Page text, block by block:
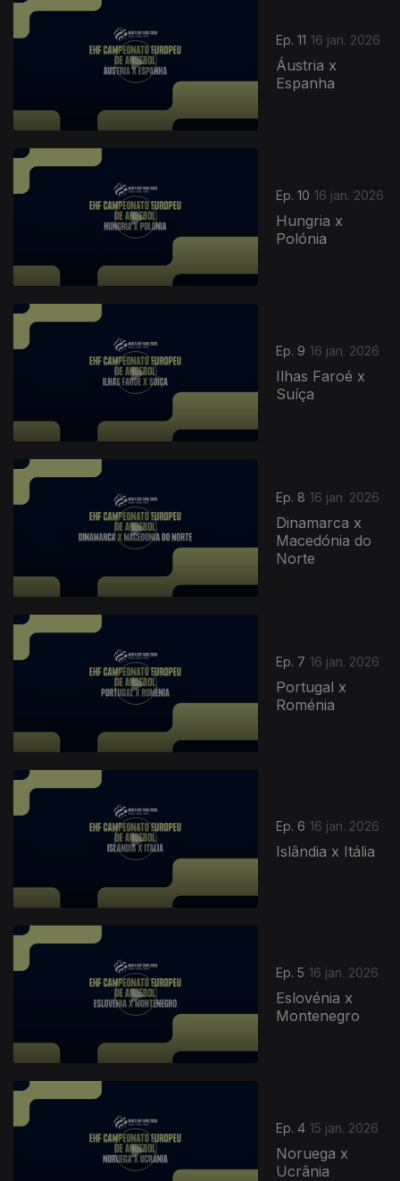
Ep. 11 16 jan. 2026
Áustria x
Espanha
Ep. 10 16 jan. 2026
Hungria x
Polónia
Ep. 9 16 jan. 2026
Ilhas Faroé x
Suíça
Ep. 8 16 jan. 2026
Dinamarca x
Macedónia do
Norte
Ep. 7 16 jan. 2026
Portugal x
Roménia
Ep. 6 16 jan. 2026
Islândia x Itália
902898
Ep. 5 16 jan. 2026
Eslovénia x
Montenegro
Ep. 4 15 jan. 2026
Noruega x
Ucrânia